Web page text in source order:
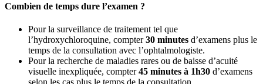
Combien de temps dure l’examen ?
Pour la surveillance de traitement tel que
l’hydroxychloroquine, compter30 minutes d’examens plus le
temps de la consultation avec l’ophtalmologiste.
Pour la recherche de maladies rares ou de baisse d’acuité
visuelle inexpliquée, compter45 minutes à 1h30 d’examens
selon les cas plus le temps de la consultation.